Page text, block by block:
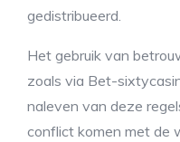
gedistribueerd.
Het gebruik van
zoals via Bet-
naleven van deze
conflict komen met de